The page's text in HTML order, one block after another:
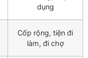
dụng
Cốp rộng, tiện đi
làm, đi chợ